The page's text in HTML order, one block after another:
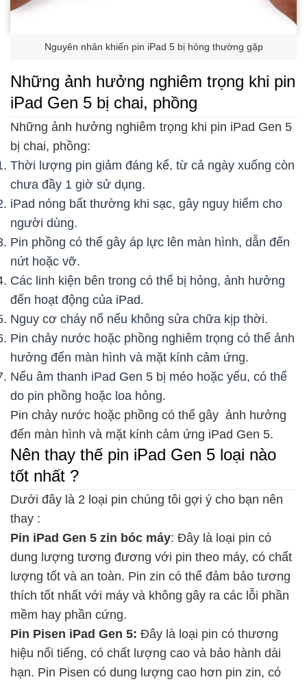
Nguyên nhân khiến pin iPad 5 bị hỏng thường gặp
Những ảnh hưởng nghiêm trọng khi pin
iPad Gen 5 bị chai, phồng
Những ảnh hưởng nghiêm trọng khi pin iPad Gen 5
bị chai, phồng:
Thời lượng pin giảm đáng kể, từ cả ngày xuống còn
chưa đầy 1 giờ sử dụng.
iPad nóng bất thường khi sạc, gây nguy hiểm cho
người dùng.
Pin phồng có thể gây áp lực lên màn hình, dẫn đến
nứt hoặc vỡ.
Các linh kiện bên trong có thể bị hỏng, ảnh hưởng
đến hoạt động của iPad.
Nguy cơ cháy nổ nếu không sửa chữa kịp thời.
Pin chảy nước hoặc phồng nghiêm trọng có thể ảnh
hưởng đến màn hình và mặt kính cảm ứng.
Nếu âm thanh iPad Gen 5 bị méo hoặc yếu, có thể
do pin phồng hoặc loa hỏng.
Pin chảy nước hoặc phồng có thể gây ảnh hưởng
đến màn hình và mặt kính cảm ứng iPad Gen 5.
Nên thay thế pin iPad Gen 5 loại nào
tốt nhất ?
Dưới đây là 2 loại pin chúng tôi gợi ý cho bạn nên
thay :
Pin iPad Gen 5 zin bóc máy: Đây là loại pin có
dung lượng tương đương với pin theo máy, có chất
lượng tốt và an toàn. Pin zin có thể đảm bảo tương
thích tốt nhất với máy và không gây ra các lỗi phần
mềm hay phần cứng.
Pin Pisen iPad Gen 5: Đây là loại pin có thương
hiệu nổi tiếng, có chất lượng cao và bảo hành dài
hạn. Pin Pisen có dung lượng cao hơn pin zin, có